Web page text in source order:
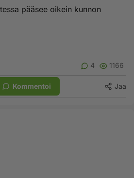
pääsee oikein kunnon
4 1166
Kommentoi Jaa